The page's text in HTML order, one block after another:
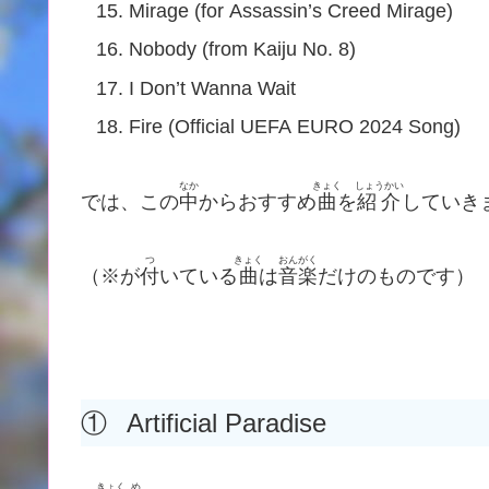
Mirage (for Assassin’s Creed Mirage)
Nobody (from Kaiju No. 8)
I Don’t Wanna Wait
Fire (Official UEFA EURO 2024 Song)
では、この中
なか
からおすすめ曲
きょく
を紹介
しょうかい
していき
（※が付
つ
いている 曲
きょく
は音楽
おんがく
だけのものです）
① Artificial Paradise